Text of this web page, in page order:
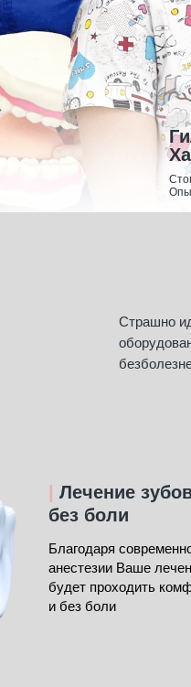
Страшно
Лечение
без боли
Благодаря
анестезии Ваше
будет проходить
и без боли